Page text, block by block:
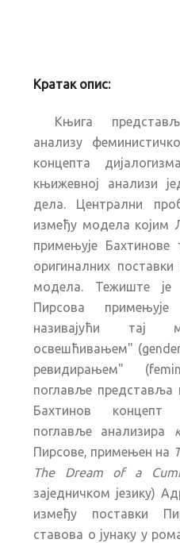
Кратак опис:
Књига
анализу
концепта
књижевној анализи
дела. Централни
између модела којим
примењује Бахтинове
оригиналних поставки
модела. Тежиште је
Пирсова примењује
називајући тај
освешћивањем"
ревидирањем"
поглавље представља
Бахтинов концепт
поглавље анализира
Пирсове, примењен на
The Dream of a
заједничком језику)
између поставки
ставова о јунаку у